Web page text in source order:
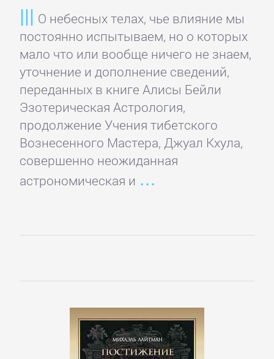
О небесных телах, чье влияние мы
постоянно испытываем, но о которых
мало что или вообще ничего не знаем,
уточнение и дополнение сведений,
переданных в книге Алисы Бейли
Эзотерическая Астрология,
продолжение Учения тибетского
Вознесенного Мастера, Джуал Кхула,
совершенно неожиданная
астрономическая и
Мифы.
Легенды.
Эпос
Русская
классика
Советская
литература
прочее
КОМПЬЮТЕРНАЯ